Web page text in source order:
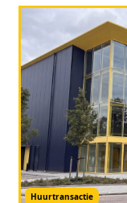
Huurtransactie